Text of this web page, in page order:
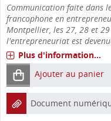
Communication faite dans
francophone en
Montpellier, les 27, 28 et
l'entrepreneuriat est
Plus d'information...
Ajouter au panier
Document